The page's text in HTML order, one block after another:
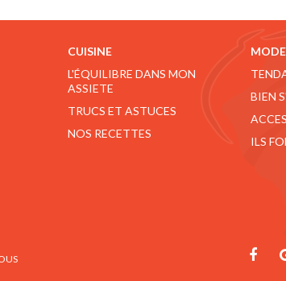
CUISINE
L'ÉQUILIBRE DANS MON
ASSIETE
TRUCS ET ASTUCES
NOS RECETTES
MODE
BIEN
ILS